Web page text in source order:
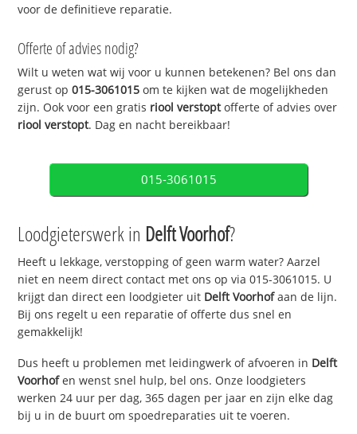
voor de definitieve reparatie.
Offerte of advies nodig?
Wilt u weten wat wij voor u kunnen betekenen? Bel ons dan
gerust op015-3061015 om te kijken wat de mogelijkheden
zijn. Ook voor een gratis riool verstoptofferte of advies over
riool verstopt. Dag en nacht bereikbaar!
015-3061015
Loodgieterswerk in Delft Voorhof?
Heeft u lekkage, verstopping of geen warm water? Aarzel
niet en neem direct contact met ons op via 015-3061015. U
krijgt dan direct een loodgieter uit Delft Voorhofaan de lijn.
Bij ons regelt u een reparatie of offerte dus snel en
gemakkelijk!
Dus heeft u problemen met leidingwerk of afvoeren in Delft
Voorhofen wenst snel hulp, bel ons. Onze loodgieters
werken 24 uur per dag, 365 dagen per jaar en zijn elke dag
bij u in de buurt om spoedreparaties uit te voeren.